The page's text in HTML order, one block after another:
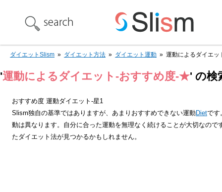
ダイエットSlism » ダイエット方法 » ダイエット運動 » 運動によるダイエ
'運動によるダイエット-おすすめ度-★' の検
おすすめ度 運動ダイエット‐星1
Slism独自の基準ではありますが、あまりおすすめできない運動Dietです
動は異なります。自分に合った運動を無理なく続けることが大切なので
たダイエット法が見つかるかもしれません。